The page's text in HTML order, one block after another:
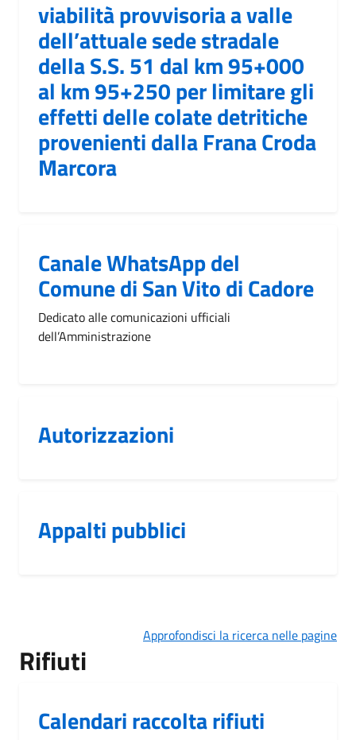
viabilità provvisoria a valle
dell’attuale sede stradale
della S.S. 51 dal km 95+000
al km 95+250 per limitare gli
effetti delle colate detritiche
provenienti dalla Frana Croda
Marcora
Canale WhatsApp del
Comune di San Vito di Cadore
Dedicato alle comunicazioni ufficiali
dell’Amministrazione
Autorizzazioni
Appalti pubblici
Approfondisci la ricerca nelle pagine
Rifiuti
Calendari raccolta rifiuti